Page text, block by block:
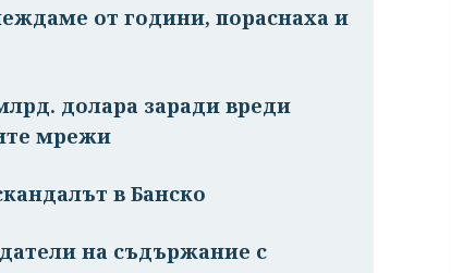
от години, пораснаха и
долара заради вреди
мрежи
в Банско
на съдържание с